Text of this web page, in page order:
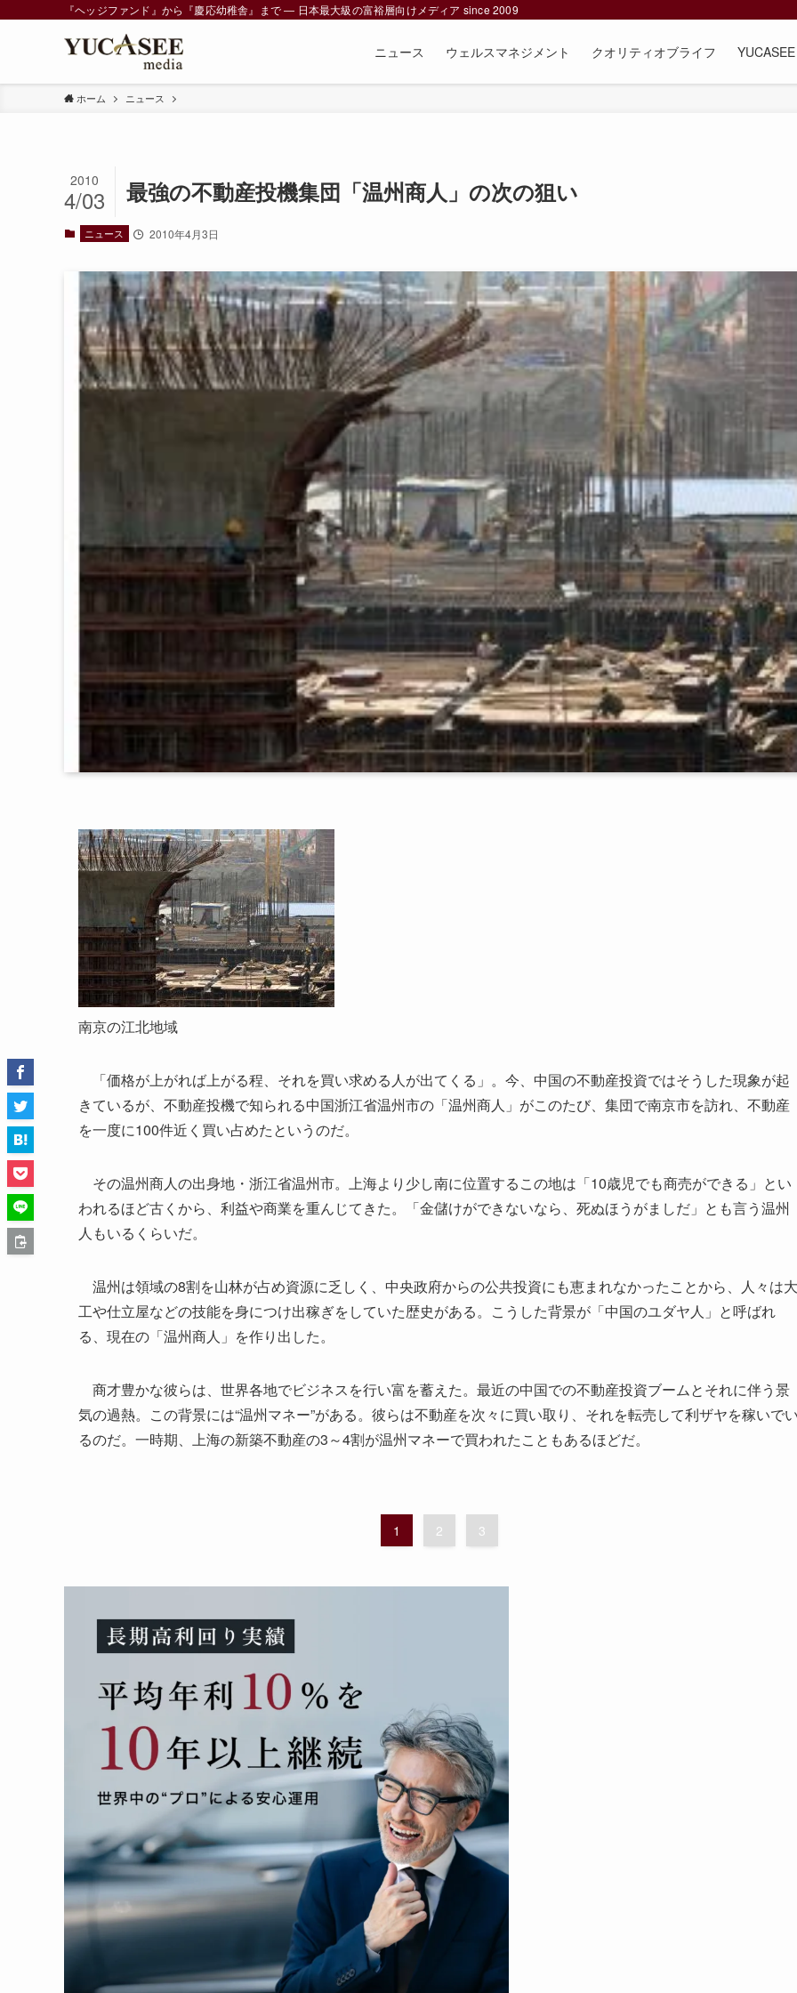
『ヘッジファンド』から『慶応幼稚舎』まで ― 日本最大級の富裕層向けメディア since 2009
ニュース ウェルスマネジメント クオリティオブライフ
ホーム ニュース
最強の不動産投機集団「温州商人」の次の狙い
2010
4/03
ニュース 2010年4月3日
南京の江北地域
「価格が上がれば上がる程、それを買い求める人が出てくる」。今、中国の不動産投資ではそうした現象が起
きているが、不動産投機で知られる中国浙江省温州市の「温州商人」がこのたび、集団で南京市を訪れ、不動産
を一度に100件近く買い占めたというのだ。
その温州商人の出身地・浙江省温州市。上海より少し南に位置するこの地は「10歳児でも商売ができる」とい
われるほど古くから、利益や商業を重んじてきた。「金儲けができないなら、死ぬほうがましだ」とも言う温州
人もいるくらいだ。
温州は領域の8割を山林が占め資源に乏しく、中央政府からの公共投資にも恵まれなかったことから、人々は大
工や仕立屋などの技能を身につけ出稼ぎをしていた歴史がある。こうした背景が「中国のユダヤ人」と呼ばれ
る、現在の「温州商人」を作り出した。
商才豊かな彼らは、世界各地でビジネスを行い富を蓄えた。最近の中国での不動産投資ブームとそれに伴う景
気の過熱。この背景には“温州マネー”がある。彼らは不動産を次々に買い取り、それを転売して利ザヤを稼いで
るのだ。一時期、上海の新築不動産の3～4割が温州マネーで買われたこともあるほどだ。
1 2 3